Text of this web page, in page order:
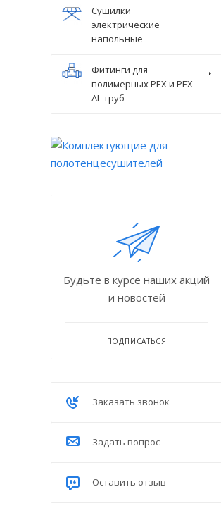
Сушилки
электрические
напольные
Фитинги для
полимерных PEX и PEX
AL труб
Будьте в курсе наших акций
и новостей
ПОДПИСАТЬСЯ
Заказать звонок
Задать вопрос
Оставить отзыв